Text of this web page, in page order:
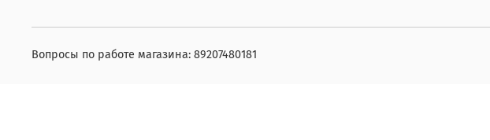
Вопросы по работе магазина: 89207480181